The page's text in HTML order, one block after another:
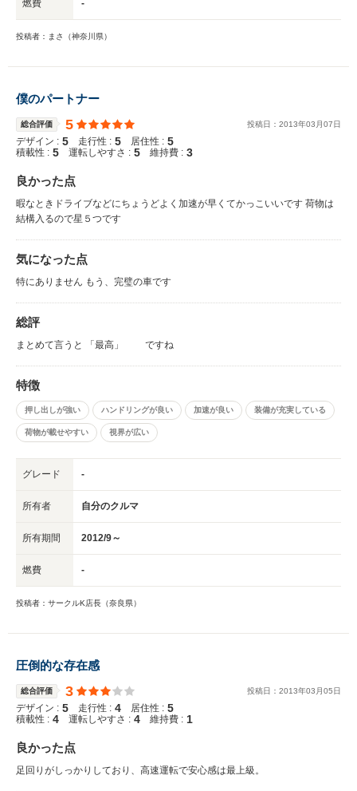
燃費 -
投稿者：まさ（神奈川県）
僕のパートナー
総合評価 5 投稿日： 2013年03 月07日
デザイン : 5 走行性 : 5 居住性 : 5
積載性 : 5 運転しやすさ : 5 維持費 : 3
良かった点
暇なときドライブなどにちょうどよく加速が早くてかっこいいです 荷物は
結構入るので星５つです
気になった点
特にありません もう、完璧の車です
総評
まとめて言うと 「最高」 ですね
特徴
押し出しが強い ハンドリングが良い 加速が良い 装備が充実している
荷物が載せやすい 視界が広い
グレード -
所有者 自分のクルマ
所有期間 2012/9～
燃費 -
投稿者：サークルK店長（奈良県）
圧倒的な存在感
総合評価 3 投稿日： 2013年03 月05日
デザイン : 5 走行性 : 4 居住性 : 5
積載性 : 4 運転しやすさ : 4 維持費 : 1
良かった点
足回りがしっかりしており、高速運転で安心感は最上級。